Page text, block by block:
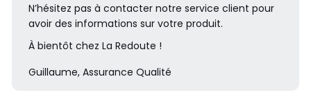
N’hésitez pas à contacter notre service client pour
avoir des informations sur votre produit.
À bientôt chez La Redoute !
Guillaume, Assurance Qualité